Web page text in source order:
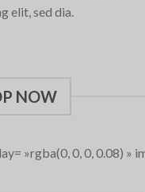
elit, sed dia.
NOW
»rgba(0, 0, 0, 0.08) »